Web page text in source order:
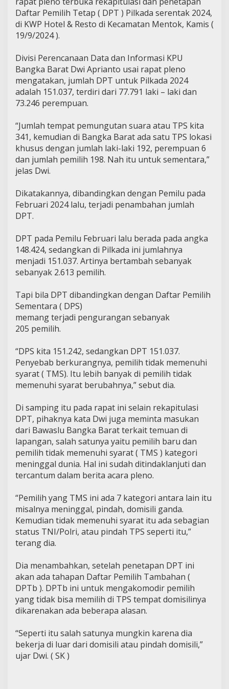
Daftar Pemilih Tetap ( DPT ) Pilkada serentak 2024,
di KWP Hotel & Resto di Kecamatan Mentok, Kamis (
19/9/2024 ).
Divisi Perencanaan Data dan Informasi KPU
Bangka Barat Dwi Aprianto usai rapat pleno
mengatakan, jumlah DPT untuk Pilkada 2024
adalah 151.037, terdiri dari 77.791 laki – laki dan
73.246 perempuan.
“Jumlah tempat pemungutan suara atau TPS kita
341, kemudian di Bangka Barat ada satu TPS lokasi
khusus dengan jumlah laki-laki 192, perempuan 6
dan jumlah pemilih 198. Nah itu untuk sementara,”
jelas Dwi.
Dikatakannya, dibandingkan dengan Pemilu pada
Februari 2024 lalu, terjadi penambahan jumlah
DPT.
DPT pada Pemilu Februari lalu berada pada angka
148.424, sedangkan di Pilkada ini jumlahnya
menjadi 151.037. Artinya bertambah sebanyak
sebanyak 2.613 pemilih.
Tapi bila DPT dibandingkan dengan Daftar Pemilih
Sementara ( DPS)
memang terjadi pengurangan sebanyak
205 pemilih.
“DPS kita 151.242, sedangkan DPT 151.037.
Penyebab berkurangnya, pemilih tidak memenuhi
syarat ( TMS). Itu lebih banyak di pemilih tidak
memenuhi syarat berubahnya,” sebut dia.
Di samping itu pada rapat ini selain rekapitulasi
DPT, pihaknya kata Dwi juga meminta masukan
dari Bawaslu Bangka Barat terkait temuan di
lapangan, salah satunya yaitu pemilih baru dan
pemilih tidak memenuhi syarat ( TMS ) kategori
meninggal dunia. Hal ini sudah ditindaklanjuti dan
tercantum dalam berita acara pleno.
“Pemilih yang TMS ini ada 7 kategori antara lain itu
misalnya meninggal, pindah, domisili ganda.
Kemudian tidak memenuhi syarat itu ada sebagian
status TNI/Polri, atau pindah TPS seperti itu,”
terang dia.
Dia menambahkan, setelah penetapan DPT ini
akan ada tahapan Daftar Pemilih Tambahan (
DPTb ). DPTb ini untuk mengakomodir pemilih
yang tidak bisa memilih di TPS tempat domisilinya
dikarenakan ada beberapa alasan.
“Seperti itu salah satunya mungkin karena dia
bekerja di luar dari domisili atau pindah domisili,”
ujar Dwi. ( SK )